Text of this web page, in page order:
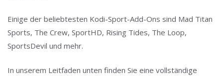
Einige der beliebtesten Kodi-Sport-Add-Ons sind Mad Titan
Sports, The Crew, SportHD, Rising Tides, The Loop,
SportsDevil und mehr.
In unserem Leitfaden unten finden Sie eine vollständige